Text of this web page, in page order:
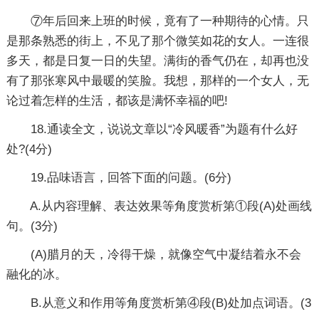
⑦年后回来上班的时候，竟有了一种期待的心情。只
是那条熟悉的街上，不见了那个微笑如花的女人。一连很
多天，都是日复一日的失望。满街的香气仍在，却再也没
有了那张寒风中最暖的笑脸。我想，那样的一个女人，无
论过着怎样的生活，都该是满怀幸福的吧!
18.通读全文，说说文章以“冷风暖香”为题有什么好
处?(4分)
19.品味语言，回答下面的问题。(6分)
A.从内容理解、表达效果等角度赏析第①段(A)处画线
句。(3分)
(A)腊月的天，冷得干燥，就像空气中凝结着永不会
融化的冰。
B.从意义和作用等角度赏析第④段(B)处加点词语。(3